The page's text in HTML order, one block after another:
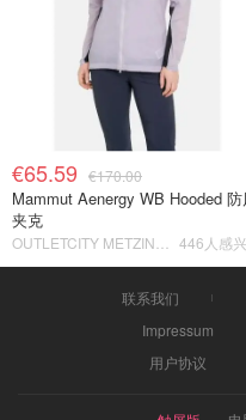
€65.59 €170.00
Mammut Aenergy WB Hooded
夹克
446人感
联系我们
Impressum
用户协议